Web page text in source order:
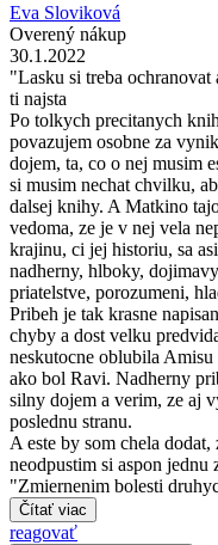
Eva Sloviková
Overený nákup
30.1.2022
"Lasku si treba
ti najsta
Po tolkych precitanych
povazujem osobne za
dojem, ta, co o nej musim
si musim nechat chvilku,
dalsej knihy. A Matkino
vedoma, ze je v nej vela
krajinu, ci jej historiu, sa
nadherny, hlboky,
priatelstve, porozumeni,
Pribeh je tak krasne
chyby a dost velku
neskutocne oblubila
ako bol Ravi. Nadherny
silny dojem a verim, ze aj
poslednu stranu.
A este by som chela
neodpustim si aspon jednu
"Zmiernenim bolesti
Čítať viac
reagovať